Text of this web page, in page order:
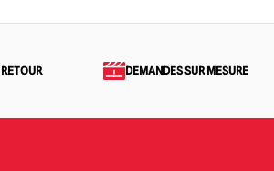
DEMANDES SUR MESURE